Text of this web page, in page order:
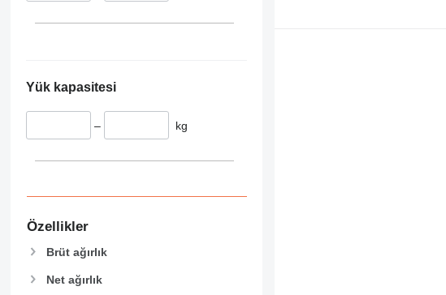
Yük kapasitesi
– kg
Özellikler
Brüt ağırlık
Net ağırlık